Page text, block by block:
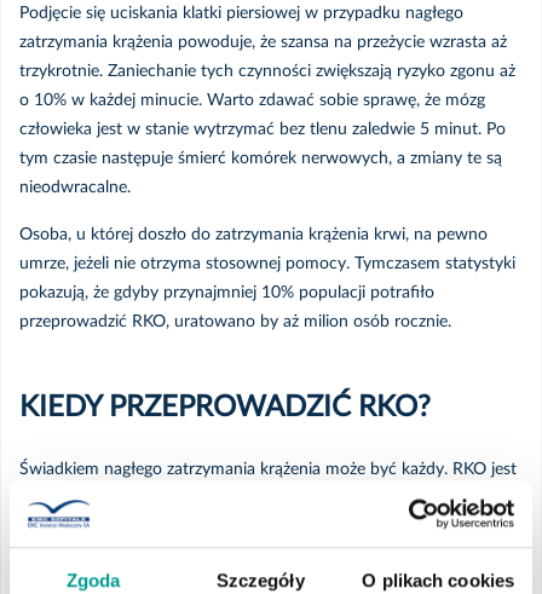
Zgoda Szczegóły O plikach cookies
Podjęcie się uciskania klatki piersiowej w przypadku nagłego
zatrzymania krążenia powoduje, że szansa na przeżycie wzrasta aż
trzykrotnie. Zaniechanie tych czynności zwiększają ryzyko zgonu aż
o 10% w każdej minucie. Warto zdawać sobie sprawę, że mózg
człowieka jest w stanie wytrzymać bez tlenu zaledwie 5 minut. Po
tym czasie następuje śmierć komórek nerwowych, a zmiany te są
nieodwracalne.
Osoba, u której doszło do zatrzymania krążenia krwi, na pewno
umrze, jeżeli nie otrzyma stosownej pomocy. Tymczasem statystyki
pokazują, że gdyby przynajmniej 10% populacji potrafiło
przeprowadzić RKO, uratowano by aż milion osób rocznie.
KIEDY PRZEPROWADZIĆ RKO?
Świadkiem nagłego zatrzymania krążenia może być każdy. RKO jest
często potrzebna u osób:
po wypadkach komunikacyjnych,
doznających zawału mięśnia sercowego,